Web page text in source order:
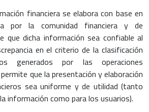
financiera se elabora con base en
por la comunidad financiera y de
que dicha información sea confiable al
en el criterio de la clasificación
generados por las operaciones
que la presentación y elaboración
sea uniforme y de utilidad (tanto
información como para los usuarios).